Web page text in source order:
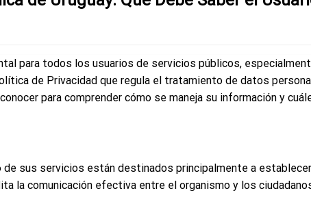
para todos los usuarios de servicios públicos,
de Privacidad que regula el tratamiento de datos
para comprender cómo se maneja su información y
sus servicios están destinados principalmente a
la comunicación efectiva entre el organismo y los